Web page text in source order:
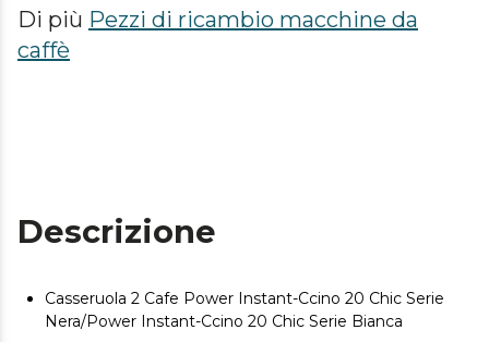
Di più Pezzi di ricambio macchine da
caffè
Descrizione
Casseruola 2 Cafe Power Instant-Ccino 20 Chic Serie
Nera/Power Instant-Ccino 20 Chic Serie Bianca